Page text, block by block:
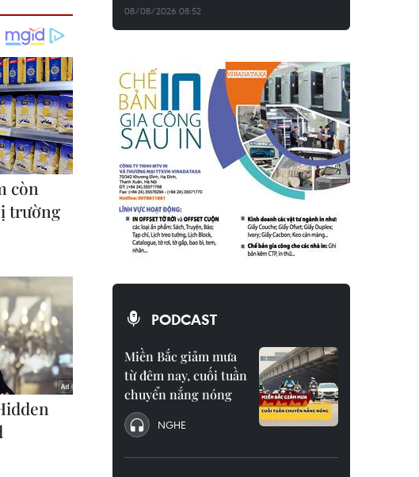
08/08/2026 08:52
PODCAST
Miền Bắc giảm mưa
từ đêm nay, cuối tuần
chuyển nắng nóng
NGHE